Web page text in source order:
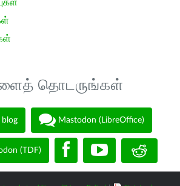
தொடருங்கள்
Mastodon (LibreOffice)
(TDF)